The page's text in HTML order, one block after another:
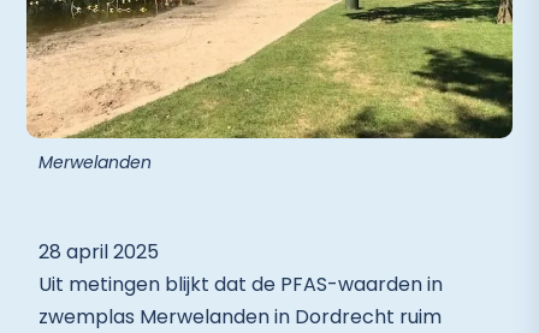
Merwelanden
28 april 2025
Uit metingen blijkt dat de PFAS-waarden in
zwemplas Merwelanden in Dordrecht ruim